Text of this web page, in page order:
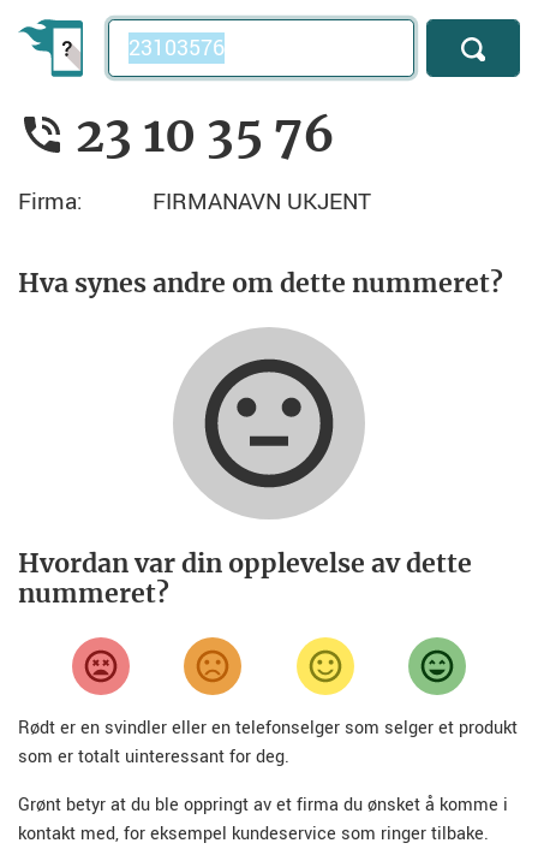
Telefonnummer
23 10 35 76
Firma: FIRMANAVN UKJENT
Hva synes andre om dette nummeret?
Hvordan var din opplevelse av dette
nummeret?
Rødt er en svindler eller en telefonselger som selger et produkt
som er totalt uinteressant for deg.
Grønt betyr at du ble oppringt av et firma du ønsket å komme i
kontakt med, for eksempel kundeservice som ringer tilbake.